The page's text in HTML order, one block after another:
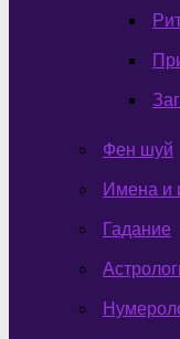
Фен шуй
Имена и
Гадание